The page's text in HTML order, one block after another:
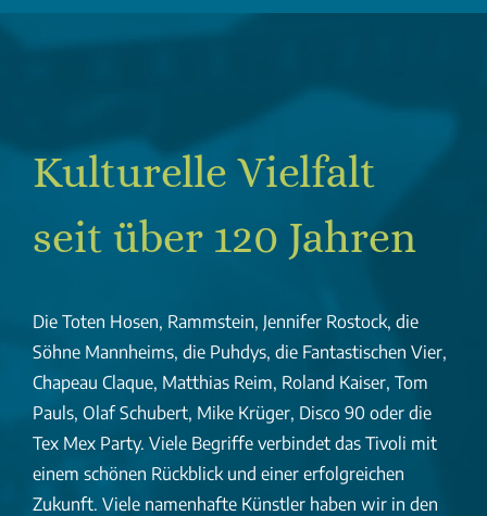
Kulturelle Vielfalt
seit über 120 Jahren
Die Toten Hosen, Rammstein, Jennifer Rostock, die
Söhne Mannheims, die Puhdys, die Fantastischen Vier,
Chapeau Claque, Matthias Reim, Roland Kaiser, Tom
Pauls, Olaf Schubert, Mike Krüger, Disco 90 oder die
Tex Mex Party. Viele Begriffe verbindet das Tivoli mit
einem schönen Rückblick und einer erfolgreichen
Zukunft. Viele namenhafte Künstler haben wir in den